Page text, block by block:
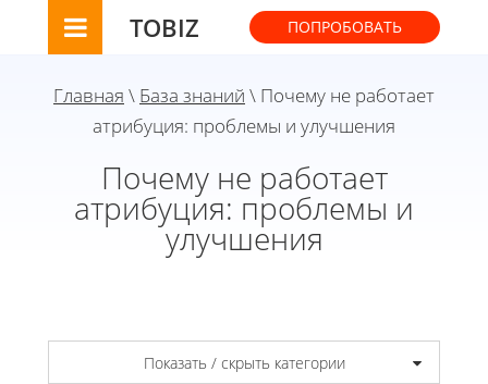
TOBIZ ПОПРОБОВАТЬ
Главная \ База знаний \ Почему не работает
атрибуция: проблемы и улучшения
Почему не работает
атрибуция: проблемы и
улучшения
Показать / скрыть категории